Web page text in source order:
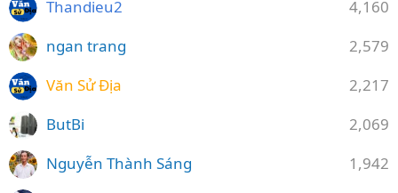
4,160
Thandieu2
2,579
ngan trang
2,217
Văn Sử Địa
2,069
ButBi
1,942
Nguyễn Thành Sáng